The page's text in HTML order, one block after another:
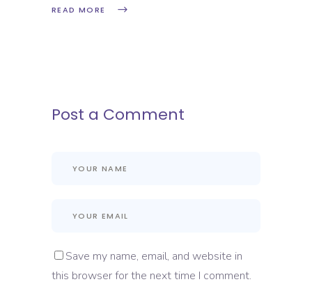
READ MORE
Post a Comment
Save my name, email, and website in
this browser for the next time I comment.